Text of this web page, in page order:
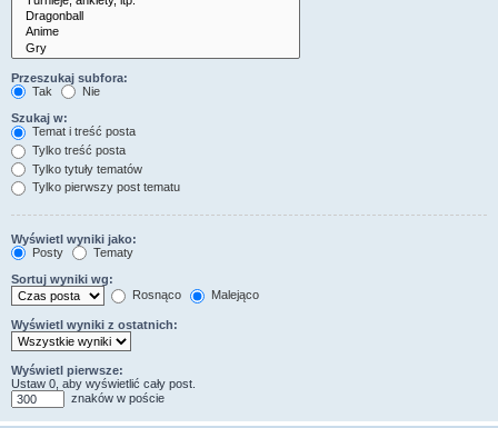
Przeszukaj subfora:
Tak
Nie
Szukaj w:
Temat i treść posta
Tylko treść posta
Tylko tytuły tematów
Tylko pierwszy post tematu
Wyświetl wyniki jako:
Posty
Tematy
Sortuj wyniki wg:
Rosnąco
Malejąco
Wyświetl wyniki z ostatnich:
Wyświetl pierwsze:
Ustaw 0, aby wyświetlić cały post.
znaków w poście